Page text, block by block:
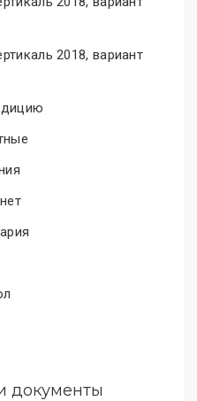
2018, вариант
документы